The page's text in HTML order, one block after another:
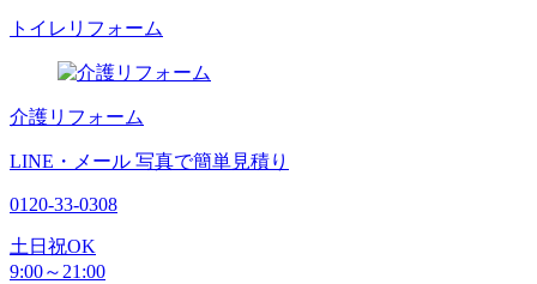
トイレリフォーム
介護リフォーム
LINE・メール 写真で簡単見積り
0120-33-0308
土日祝OK
9:00～21:00